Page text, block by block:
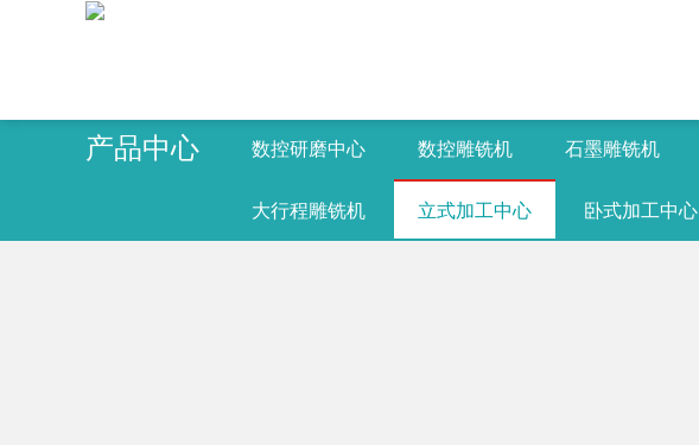
产品中心 数控研磨中心 数控雕铣机 石墨雕铣机
大行程雕铣机 立式加工中心 卧式加工中心